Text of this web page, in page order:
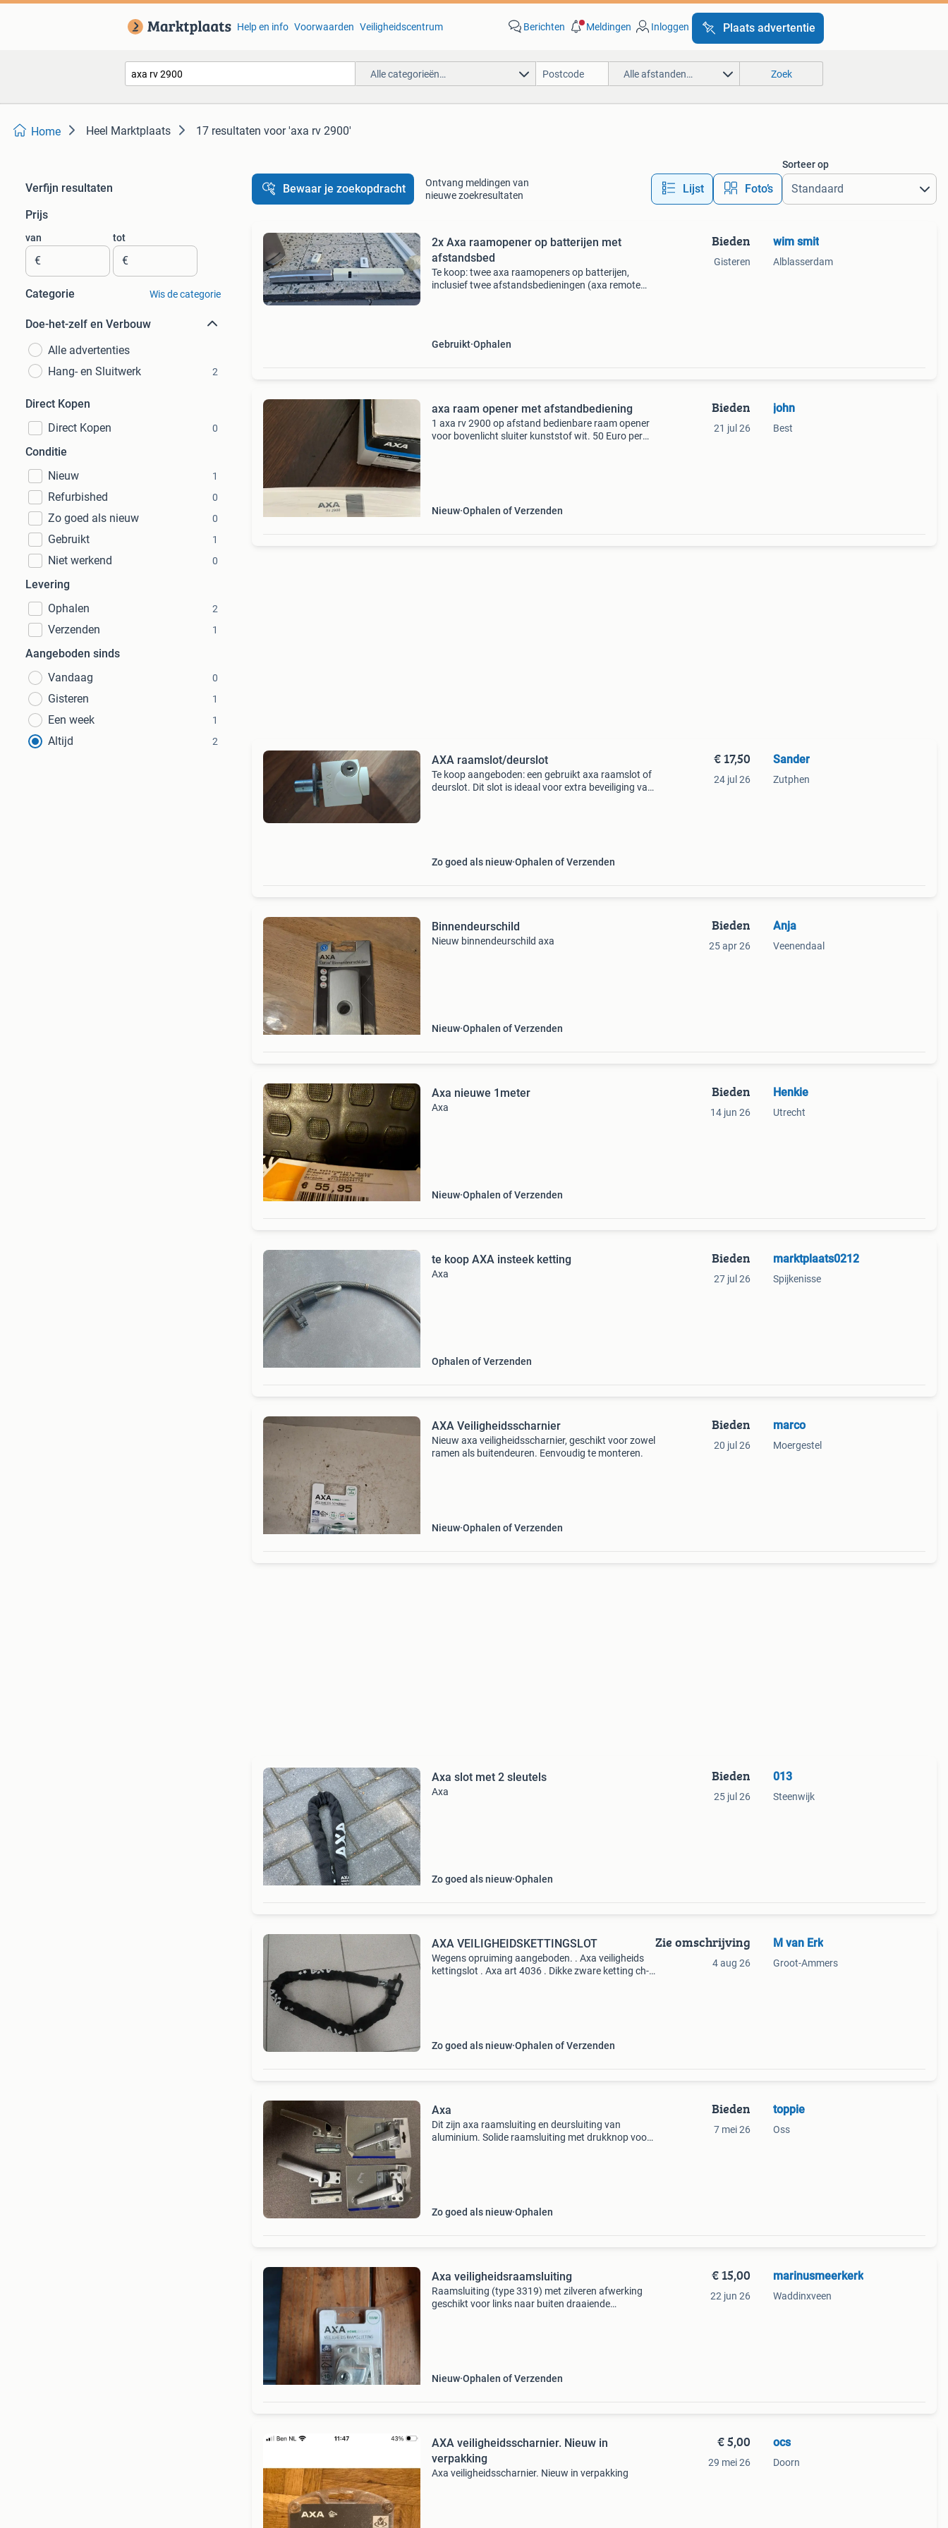
Help en info Voorwaarden Veiligheidscentrum Berichten Meldingen Inloggen Plaats advertentie
Alle categorieën… Alle afstanden… Zoek
Home Heel Marktplaats 17 resultaten voor 'axa rv 2900'
Verfijn resultaten
Prijs
van
€
tot
€
Categorie Wis de categorie
Doe-het-zelf en Verbouw
Alle advertenties
Hang- en Sluitwerk
2
Direct Kopen
Direct Kopen
0
Conditie
Nieuw
1
Refurbished 0
Zo goed als nieuw 0
Gebruikt 1
Niet werkend 0
Levering
Ophalen
2
Verzenden 1
Aangeboden sinds
Vandaag
0
Gisteren 1
Een week 1
Altijd 2
Bewaar je zoekopdracht
Ontvang meldingen van
nieuwe zoekresultaten
Lijst Foto’s
Sorteer op
2x Axa raamopener op batterijen met
afstandsbed
Te koop: twee axa raamopeners op batterijen,
inclusief twee afstandsbedieningen (axa remote
Gebruikt Ophalen
Bieden
Gisteren
wim smit
Alblasserdam
axa raam opener met afstandbediening
1 axa rv 2900 op afstand bedienbare raam opener
voor bovenlicht sluiter kunststof wit. 50 Euro per
Nieuw Ophalen of Verzenden
Bieden
21 jul 26
john
Best
AXA raamslot/deurslot
Te koop aangeboden: een gebruikt axa raamslot of
deurslot. Dit slot is ideaal voor extra beveiliging van
Zo goed als nieuw Ophalen of Verzenden
€ 17,50
24 jul 26
Sander
Zutphen
Binnendeurschild
Nieuw binnendeurschild axa
Nieuw Ophalen of Verzenden
Bieden
25 apr 26
Anja
Veenendaal
Axa nieuwe 1meter
Axa
Nieuw Ophalen of Verzenden
Bieden
14 jun 26
Henkie
Utrecht
te koop AXA insteek ketting
Axa
Ophalen of Verzenden
Bieden
27 jul 26
marktplaats0212
Spijkenisse
AXA Veiligheidsscharnier
Nieuw axa veiligheidsscharnier, geschikt voor zowel
ramen als buitendeuren. Eenvoudig te monteren.
Nieuw Ophalen of Verzenden
Bieden
20 jul 26
marco
Moergestel
Axa slot met 2 sleutels
Axa
Zo goed als nieuw Ophalen
Bieden
25 jul 26
013
Steenwijk
AXA VEILIGHEIDSKETTINGSLOT
Wegens opruiming aangeboden. . Axa veiligheids
kettingslot . Axa art 4036 . Dikke zware ketting ch-
Zo goed als nieuw Ophalen of Verzenden
Zie omschrijving
4 aug 26
M van Erk
Groot-Ammers
Axa
Dit zijn axa raamsluiting en deursluiting van
aluminium. Solide raamsluiting met drukknop voor
Zo goed als nieuw Ophalen
Bieden
7 mei 26
toppie
Oss
Axa veiligheidsraamsluiting
Raamsluiting (type 3319) met zilveren afwerking
geschikt voor links naar buiten draaiende
Nieuw Ophalen of Verzenden
€ 15,00
22 jun 26
marinusmeerkerk
Waddinxveen
AXA veiligheidsscharnier. Nieuw in
verpakking
Axa veiligheidsscharnier. Nieuw in verpakking
€ 5,00
29 mei 26
ocs
Doorn